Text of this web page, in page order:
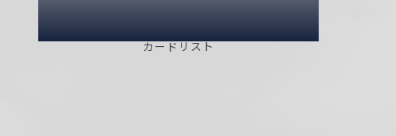
カードリスト